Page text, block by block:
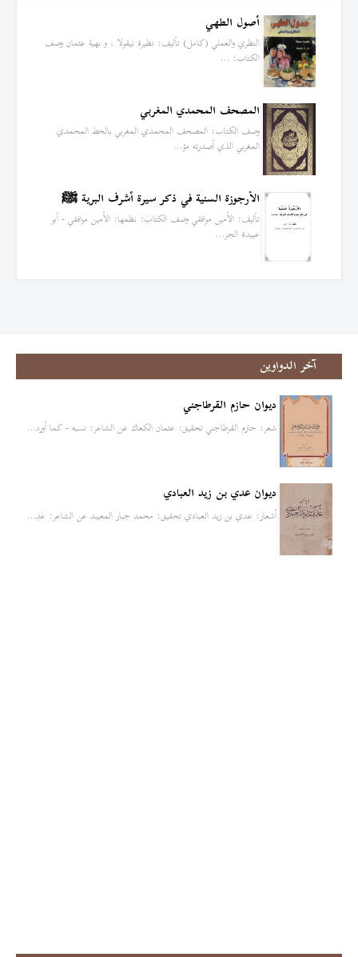
أصول الطهي
النظري والعملي (كامل) تأليف: نظيرة نيقولا ، و بهية عثمان وصف
الكتاب: …
المصحف المحمدي المغربي
وصف الكتاب: المصحف المحمدي المغربي بالخط المحمدي
المغربي الذي أصدرته مؤ…
الأرجوزة السنية في ذكر سيرة أشرف البرية ﷺ
تأليف: الأمين موافقي وصف الكتاب: نظمها: الأمين موافقي - أبو
عبيدة الجز…
آخر الدواوين
ديوان حازم القرطاجني
شعر: حازم القرطاجني تحقيق: عثمان الكعاك عن الشاعر: نسبه - كما أورد…
ديوان عدي بن زيد العبادي
أشعار: عدي بن زيد العبادي تحقيق: محمد جبار المعيبد عن الشاعر: عَدِ…